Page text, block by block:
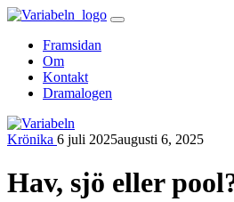
Skip
contentFramsidan
Om
Kontakt
Dramalogen
Krönika 6 juli 2025augusti 6, 2025
Hav, sjö eller